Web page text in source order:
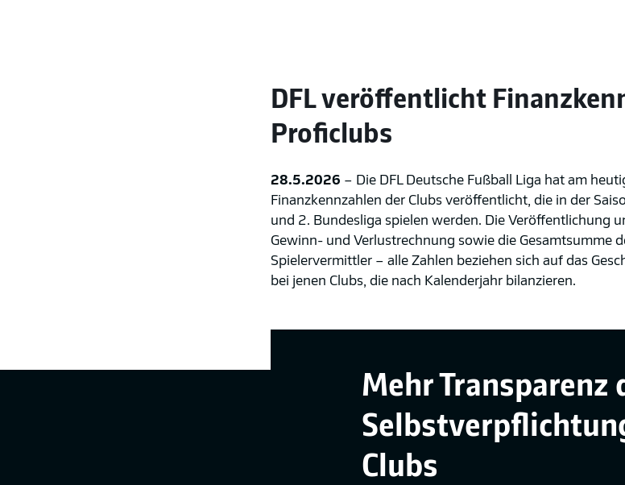
DFL veröffentlicht
Proficlubs
28.5.2026 – Die DFL Deutsche Fußball Liga hat am
Finanzkennzahlen der Clubs veröffentlicht, die in der
und 2. Bundesliga spielen werden. Die Veröffentlichung
Gewinn- und Verlustrechnung sowie die Gesamtsumme
Spielervermittler – alle Zahlen beziehen sich auf das
bei jenen Clubs, die nach Kalenderjahr bilanzieren.
Mehr Transparenz
Clubs